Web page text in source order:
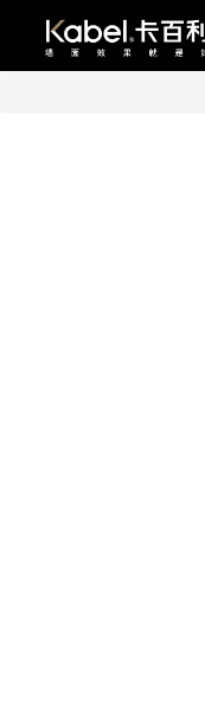
艺术漆加盟